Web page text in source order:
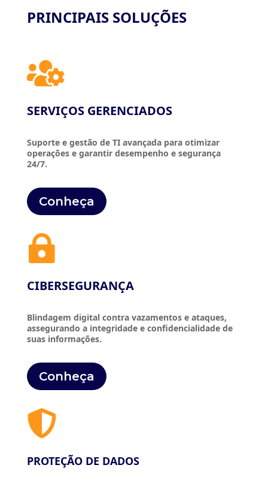
PRINCIPAIS SOLUÇÕES

SERVIÇOS GERENCIADOS
Suporte e gestão de TI avançada para otimizar
operações e garantir desempenho e segurança
24/7.
Conheça

CIBERSEGURANÇA
Blindagem digital contra vazamentos e ataques,
assegurando a integridade e confidencialidade de
suas informações.
Conheça

PROTEÇÃO DE DADOS